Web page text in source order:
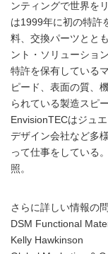
ンティングで世界を
は1999年に初の特許
料、交換パーツとと
ント・ソリューショ
特許を保有している
ピード、表面の質、
られている製造スピ
EnvisionTECはジュ
デザイン会社など多
って仕事をしている
照。
さらに詳しい情報の
DSM Functional
Kelly Hawkinson